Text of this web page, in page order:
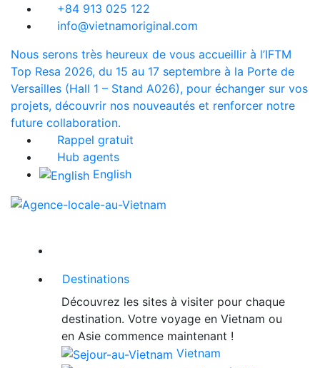
+84 913 025 122
info@vietnamoriginal.com
Nous serons très heureux de vous accueillir à l’IFTM
Top Resa 2026, du 15 au 17 septembre à la Porte de
Versailles (Hall 1 – Stand A026), pour échanger sur vos
projets, découvrir nos nouveautés et renforcer notre
future collaboration.
Rappel gratuit
Hub agents
English
Destinations
Découvrez les sites à visiter pour chaque
destination. Votre voyage en Vietnam ou
en Asie commence maintenant !
Vietnam